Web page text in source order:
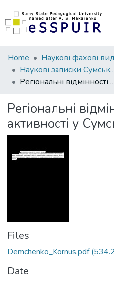
Communities
&
Collections
Statistics
Home
Наукові записки Сумського державного
Регіональні відмінності
Регіональні
активності у
Files
Demchenko_Kornus.pdf
Date